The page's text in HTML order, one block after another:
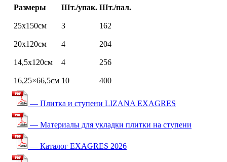
Размеры Шт./упак. Шт./пал.
25х150см 3 162
20х120см 4 204
14,5х120см 4 256
16,25×66,5см 10 400
— Плитка и ступени LIZANA EXAGRES
— Материалы для укладки плитки на ступени
— Каталог EXAGRES 2026